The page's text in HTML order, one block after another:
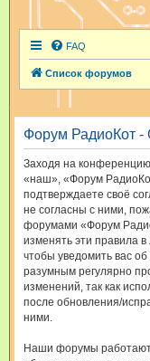
FAQ
Список форумов
Форум РадиоКот
Заходя на
«наш», «Форум
подтверждаете своё
не согласны с ними,
форумами «Форум
изменять эти правила
чтобы уведомить вас
разумным регулярно
изменений, так как
после обновления/
ними.
Наши форумы